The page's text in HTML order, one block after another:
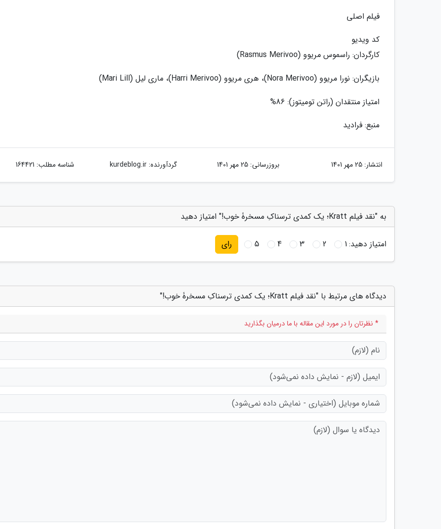
فیلم اصلی
کد ویدیو
کارگردان: راسموس مریوو (Rasmus Merivoo)
بازیگران: نورا مریوو (Nora Merivoo)، هری مریوو (Harri Merivoo)، ماری لیل (Mari Lill)
امتیاز منتقدان (راتن تومیتوز): 86%
منبع: فرادید
انتشار: 25 مهر 1401 بروزرسانی: 25 مهر 1401 گردآورنده:kurdeblog.ir شناسه مطلب: 164421
به "نقد فیلم Kratt؛ یک کمدی ترسناکِ مسخرۀ خوب!" امتیاز دهید
امتیاز دهید:1
2
3
4
5 رای
دیدگاه های مرتبط با "نقد فیلم Kratt؛ یک کمدی ترسناکِ مسخرۀ خوب!"
* نظرتان را در مورد این مقاله با ما درمیان بگذارید